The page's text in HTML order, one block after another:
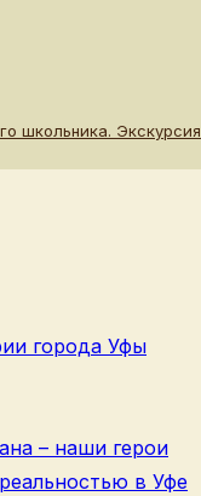
школьника. Экскурсия
города Уфы
– наши герои
в Уфе